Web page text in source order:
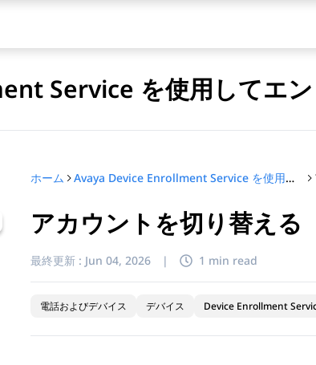
Service を使用してエ
は入力してください
ホーム Avaya Device Enrollment Service を使用してエンドポイントを管理する
アカウントを切り替える
最終更新 : Jun 04, 2026 | 1 min read
電話およびデバイス デバイス Device Enrollment